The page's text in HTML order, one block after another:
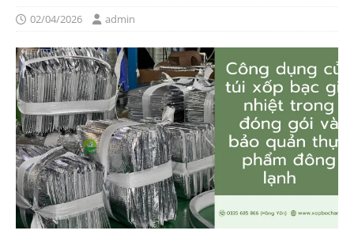
02/04/2026 admin